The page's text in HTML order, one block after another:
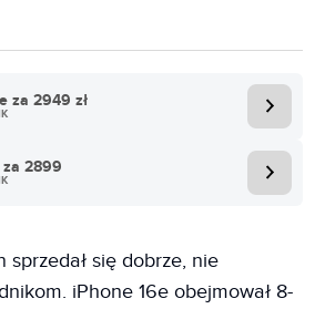
za 2949 zł
za 2899
sprzedał się dobrze, nie
iPhone 16e obejmował 8-